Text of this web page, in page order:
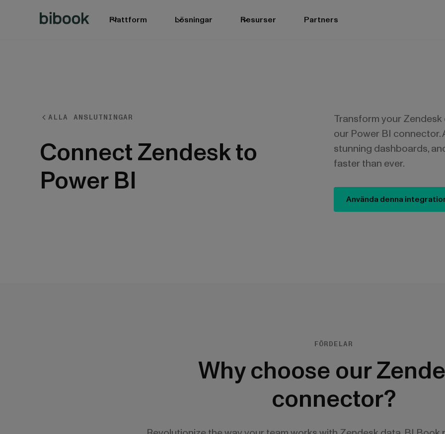
Plattform Lösningar Resurser Partners
ALLA ANSLUTNINGAR
BIbook
Connect Zendesk to
Power BI
Transform your
our Power BI
stunning dashboards,
faster than ever.
Använda denna
FÖRDELAR
Why choose our
connector?